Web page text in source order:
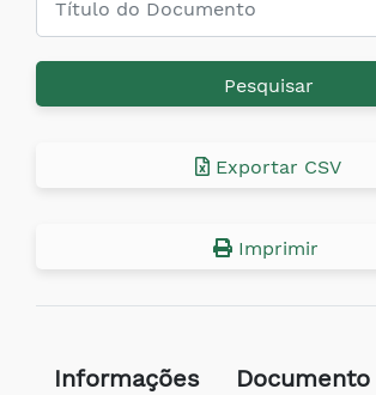
Pesquisar
Exportar CSV
Imprimir
Informações Documento